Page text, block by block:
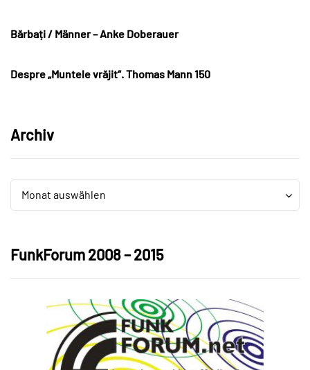
Bărbați / Männer – Anke Doberauer
Despre „Muntele vrăjit“. Thomas Mann 150
Archiv
Archiv
Monat auswählen
Archiv
FunkForum 2008 – 2015